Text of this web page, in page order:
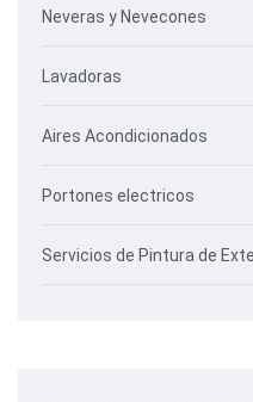
Neveras y Nevecones
Lavadoras
Aires Acondicionados
Portones electricos
Servicios de Pintura de